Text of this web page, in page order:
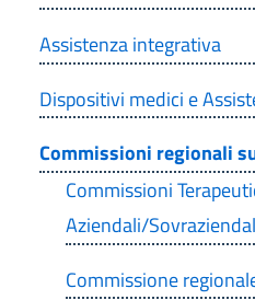
Assistenza integrativa
Dispositivi medici e
Commissioni regionali
Commissioni
Aziendali/
Commissione